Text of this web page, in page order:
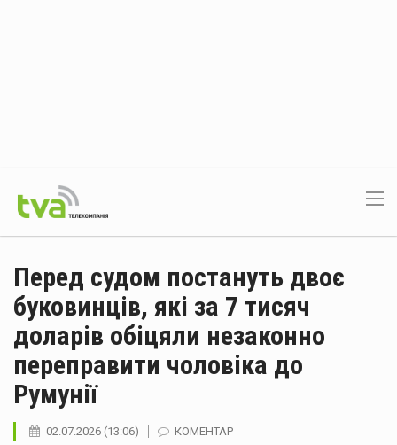
Перед судом постануть двоє
буковинців, які за 7 тисяч
доларів обіцяли незаконно
переправити чоловіка до
Румунії
02.07.2026 (13:06) КОМЕНТАР